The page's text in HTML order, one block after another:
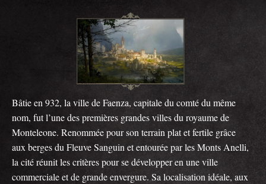
Bâtie en 932, la ville de Faenza, capitale du comté du même
nom, fut l’une des premières grandes villes du royaume de
Monteleone. Renommée pour son terrain plat et fertile grâce
aux berges du Fleuve Sanguin et entourée par les Monts Anelli,
la cité réunit les critères pour se développer en une ville
commerciale et de grande envergure. Sa localisation idéale, aux